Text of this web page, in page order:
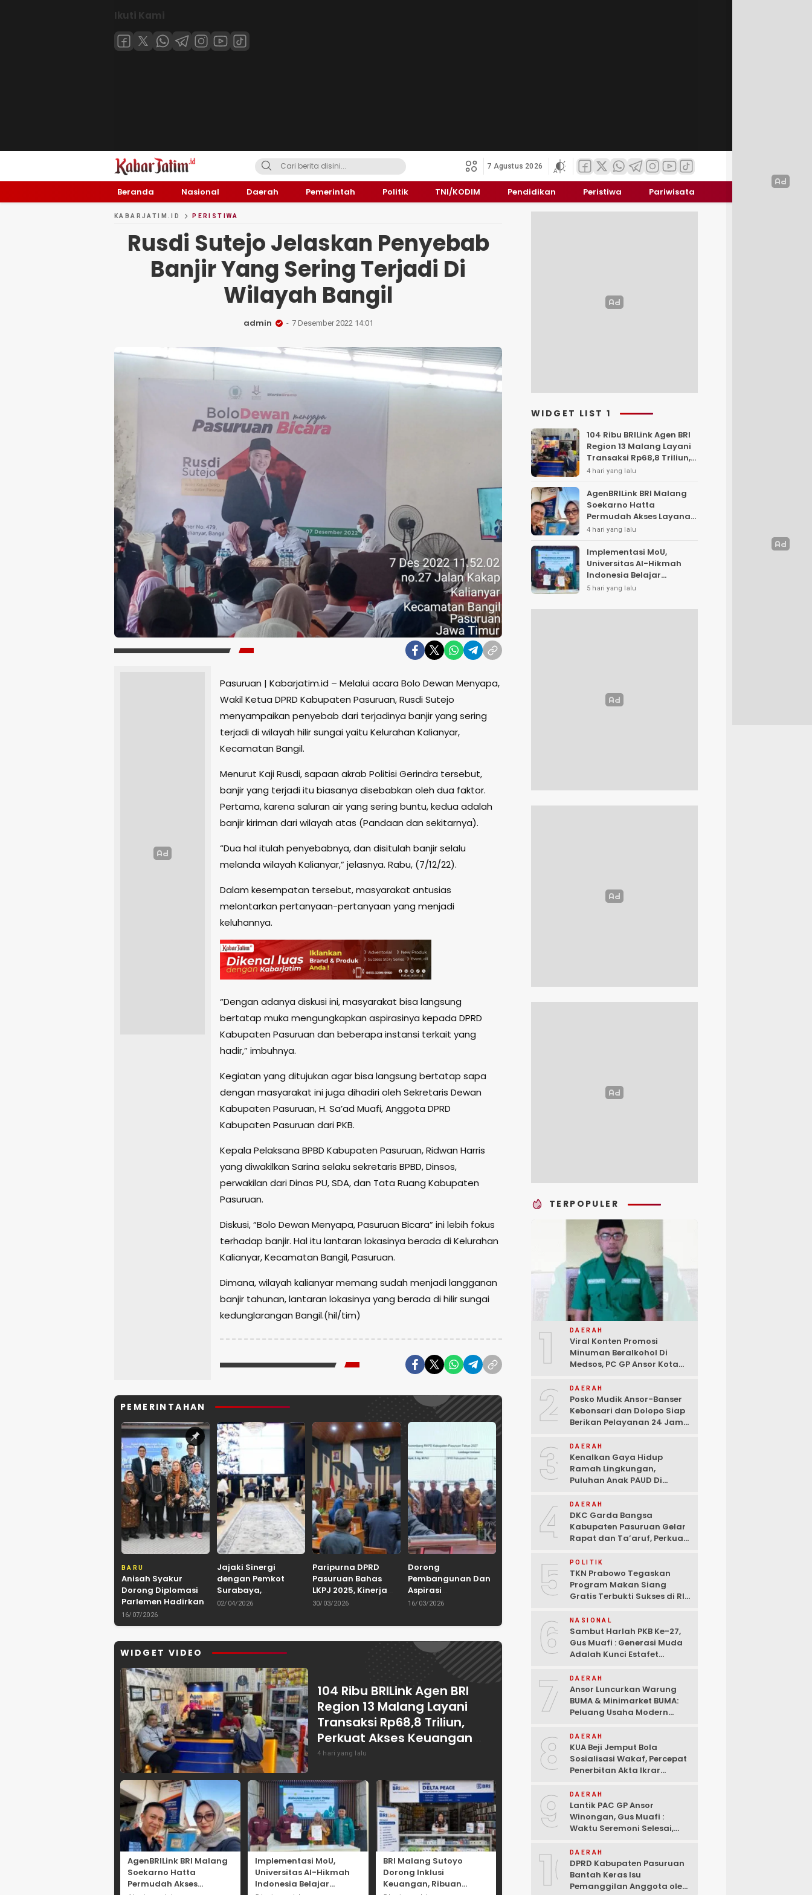
Ikuti Kami
KABARJATIM.id
Kabar Jawa timuran
7 Agustus 2026
Beranda Nasional Daerah Pemerintah Politik TNI/KODIM Pendidikan Peristiwa Pariwisata
KABARJATIM.ID PERISTIWA
Rusdi Sutejo Jelaskan Penyebab
Banjir Yang Sering Terjadi Di
Wilayah Bangil
admin 7 Desember 2022 14:01
Pasuruan | Kabarjatim.id – Melalui acara Bolo Dewan Menyapa,
Wakil Ketua DPRD Kabupaten Pasuruan, Rusdi Sutejo
menyampaikan penyebab dari terjadinya banjir yang sering
terjadi di wilayah hilir sungai yaitu Kelurahan Kalianyar,
Kecamatan Bangil.
Menurut Kaji Rusdi, sapaan akrab Politisi Gerindra tersebut,
banjir yang terjadi itu biasanya disebabkan oleh dua faktor.
Pertama, karena saluran air yang sering buntu, kedua adalah
banjir kiriman dari wilayah atas (Pandaan dan sekitarnya).
“Dua hal itulah penyebabnya, dan disitulah banjir selalu
melanda wilayah Kalianyar,” jelasnya. Rabu, (7/12/22).
Dalam kesempatan tersebut, masyarakat antusias
melontarkan pertanyaan-pertanyaan yang menjadi
keluhannya.
“Dengan adanya diskusi ini, masyarakat bisa langsung
bertatap muka mengungkapkan aspirasinya kepada DPRD
Kabupaten Pasuruan dan beberapa instansi terkait yang
hadir,” imbuhnya.
Kegiatan yang ditujukan agar bisa langsung bertatap sapa
dengan masyarakat ini juga dihadiri oleh Sekretaris Dewan
Kabupaten Pasuruan, H. Sa’ad Muafi, Anggota DPRD
Kabupaten Pasuruan dari PKB.
Kepala Pelaksana BPBD Kabupaten Pasuruan, Ridwan Harris
yang diwakilkan Sarina selaku sekretaris BPBD, Dinsos,
perwakilan dari Dinas PU, SDA, dan Tata Ruang Kabupaten
Pasuruan.
Diskusi, “Bolo Dewan Menyapa, Pasuruan Bicara” ini lebih fokus
terhadap banjir. Hal itu lantaran lokasinya berada di Kelurahan
Kalianyar, Kecamatan Bangil, Pasuruan.
Dimana, wilayah kalianyar memang sudah menjadi langganan
banjir tahunan, lantaran lokasinya yang berada di hilir sungai
kedunglarangan Bangil.(hil/tim)
PEMERINTAHAN
BARU
Anisah Syakur
Dorong Diplomasi
Parlemen Hadirkan
Kerja Sama
Internasional yang
Kota Depok
16/07/2026
Jajaki Sinergi
dengan Pemkot
Surabaya,
Kerukunan Keluarga
Kolaborasi Budaya
02/04/2026
Paripurna DPRD
Pasuruan Bahas
LKPJ 2025, Kinerja
Pemkab Tuai
Catatkan Tren
30/03/2026
Dorong
Pembangunan Dan
Aspirasi
Masyarakat, DPRD
Pasuruan Ajukan
RKPD 2027
16/03/2026
WIDGET VIDEO
104 Ribu BRILink Agen BRI
Region 13 Malang Layani
Transaksi Rp68,8 Triliun,
Perkuat Akses Keuangan
Masyarakat
4 hari yang lalu
AgenBRILink BRI Malang
Soekarno Hatta
Permudah Akses
Implementasi MoU,
Universitas Al-Hikmah
Indonesia Belajar
BRI Malang Sutoyo
Dorong Inklusi
Keuangan, Ribuan
WIDGET LIST 1
104 Ribu BRILink Agen BRI
Region 13 Malang Layani
Transaksi Rp68,8 Triliun,
Perkuat Akses Keuangan
4 hari yang lalu
AgenBRILink BRI Malang
Soekarno Hatta
Permudah Akses Layanan
Keuangan Masyarakat
4 hari yang lalu
Implementasi MoU,
Universitas Al-Hikmah
Indonesia Belajar
Strategi Kemandirian
Pesantren Sunan Drajat
5 hari yang lalu
TERPOPULER
1 DAERAH
Viral Konten Promosi
Minuman Beralkohol Di
Medsos, PC GP Ansor Kota
Kota Dan Aparat Bertindak
Tegas!
2 DAERAH
Posko Mudik Ansor-Banser
Kebonsari dan Dolopo Siap
Berikan Pelayanan 24 Jam
3 DAERAH
Kenalkan Gaya Hidup
Ramah Lingkungan,
Puluhan Anak PAUD Di
Sampah
4 DAERAH
DKC Garda Bangsa
Kabupaten Pasuruan Gelar
Rapat dan Ta’aruf, Perkuat
Teknologi Dan Ekonomi
Kreatif
5 POLITIK
TKN Prabowo Tegaskan
Program Makan Siang
Gratis Terbukti Sukses di RI-
6 NASIONAL
Sambut Harlah PKB Ke-27,
Gus Muafi : Generasi Muda
Adalah Kunci Estafet
Kebangkitan
7 DAERAH
Ansor Luncurkan Warung
BUMA & Minimarket BUMA:
Peluang Usaha Modern
dan Bank Mandiri
8 DAERAH
KUA Beji Jemput Bola
Sosialisasi Wakaf, Percepat
Penerbitan Akta Ikrar
9 DAERAH
Lantik PAC GP Ansor
Winongan, Gus Muafi :
Waktu Seremoni Selesai,
10DAERAH
DPRD Kabupaten Pasuruan
Bantah Keras Isu
Pemanggilan Anggota oleh